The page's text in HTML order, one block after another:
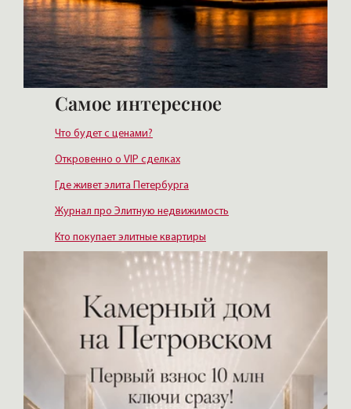
Самое интересное
Что будет с ценами?
Откровенно о VIP сделках
Где живет элита Петербурга
Журнал про Элитную недвижимость
Кто покупает элитные квартиры